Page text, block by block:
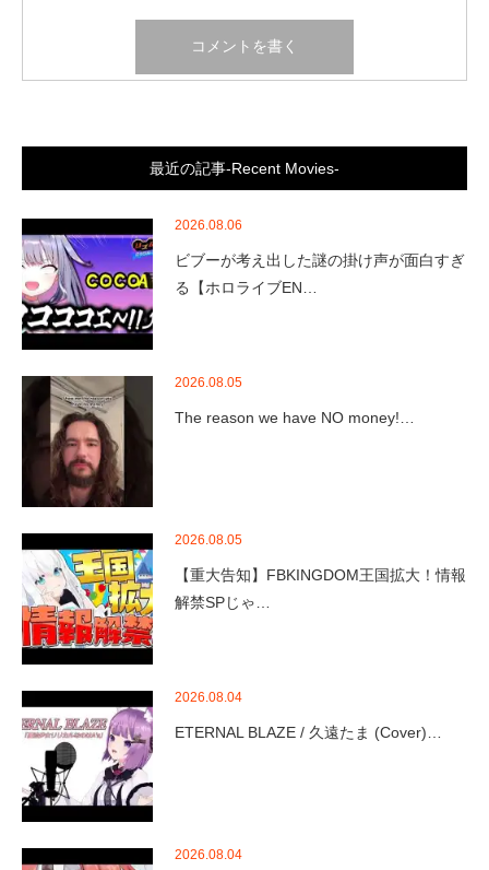
最近の記事-Recent Movies-
2026.08.06
ビブーが考え出した謎の掛け声が面白すぎ
る【ホロライブEN…
2026.08.05
The reason we have NO money!…
2026.08.05
【重大告知】FBKINGDOM王国拡大！情報
解禁SPじゃ…
2026.08.04
ETERNAL BLAZE / 久遠たま (Cover)…
2026.08.04